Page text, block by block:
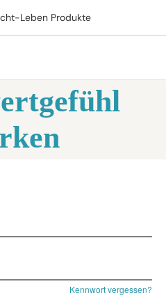
Leben Produkte
Kennwort vergessen?